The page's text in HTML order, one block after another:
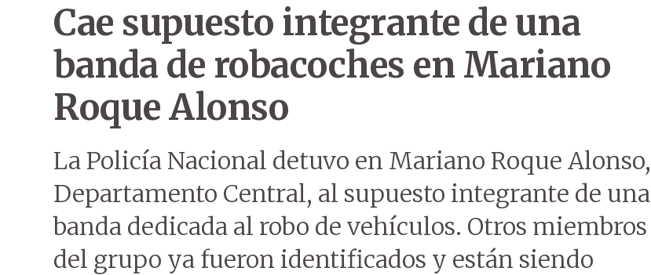
Cae supuesto integrante de una
banda de robacoches en Mariano
Roque Alonso
La Policía Nacional detuvo en Mariano Roque Alonso,
Departamento Central, al supuesto integrante de una
banda dedicada al robo de vehículos. Otros miembros
del grupo ya fueron identificados y están siendo